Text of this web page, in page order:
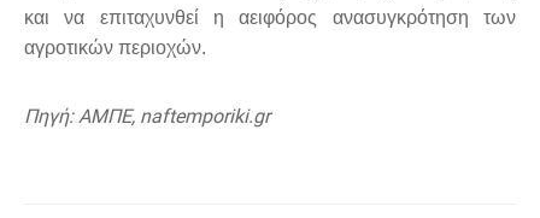
και να επιταχυνθεί η αειφόρος ανασυγκρότηση των
αγροτικών περιοχών.
Πηγή: ΑΜΠΕ, naftemporiki.gr